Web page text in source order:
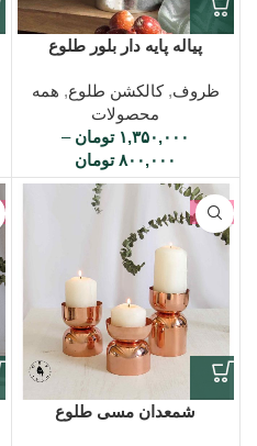
پیاله پایه دار بلور طلوع
ظروف,کالکشن طلوع, همه
محصولات
۱,۳۵۰,۰۰۰ تومان –
۸۰۰,۰۰۰ تومان
-7%
شمعدان مسی طلوع